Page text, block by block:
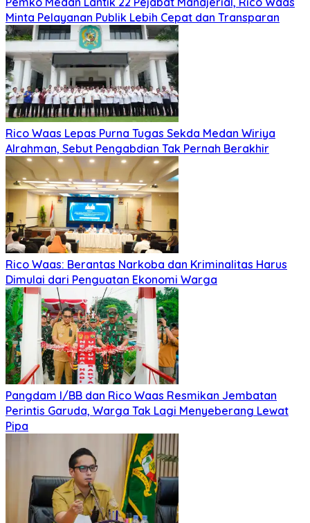
Minta Pelayanan Publik Lebih Cepat dan Transparan
Rico Waas Lepas Purna Tugas Sekda Medan Wiriya
Alrahman, Sebut Pengabdian Tak Pernah Berakhir
Rico Waas: Berantas Narkoba dan Kriminalitas Harus
Dimulai dari Penguatan Ekonomi Warga
Pangdam I/BB dan Rico Waas Resmikan Jembatan
Perintis Garuda, Warga Tak Lagi Menyeberang Lewat
Pipa